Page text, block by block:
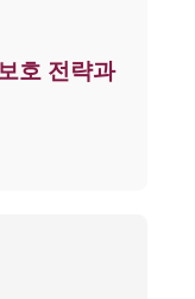
호 전략과